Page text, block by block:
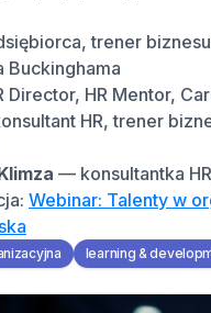
trener
Buckinghama
Director, HR Mentor,
HR, trener
— konsultantka
Webinar: Talenty w
learning &